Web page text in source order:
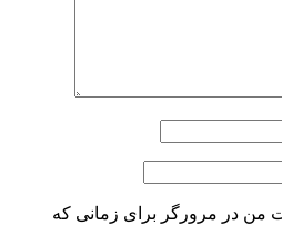
من در مرورگر برای زمانی که